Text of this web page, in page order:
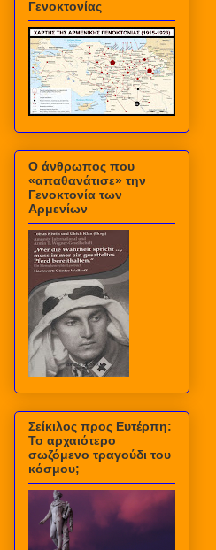
Γενοκτονίας
Ο άνθρωπος που
«απαθανάτισε» την
Γενοκτονία των
Αρμενίων
Σείκιλος προς Ευτέρπη:
Το αρχαιότερο
σωζόμενο τραγούδι του
κόσμου;